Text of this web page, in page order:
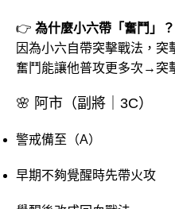
👉 為什麼小六帶「奮鬥」？
因為小六自帶突擊戰法，突
奮鬥能讓他普攻更多次→突
🌸 阿市（副將｜3C）
警戒備至（A）
早期不夠覺醒時先帶火攻